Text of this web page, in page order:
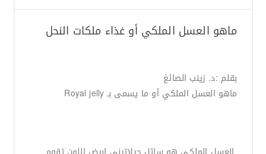
ماهو العسل الملكي أو غذاء ملكات النحل
بقلم :د. زينب الصائغ
ماهو العسل الملكي أو ما يسمى بـ Royal jelly